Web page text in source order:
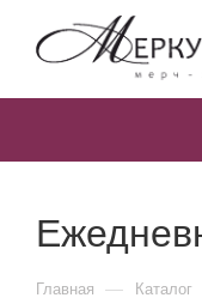
Главная — Каталог